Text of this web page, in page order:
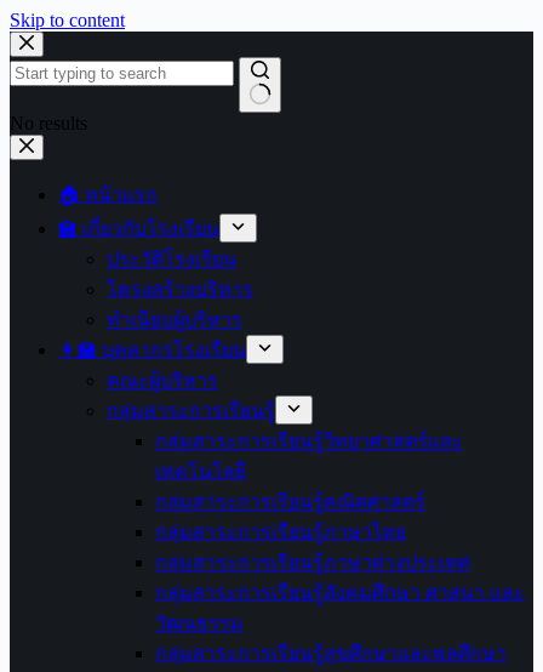
Skip to content
No results
🏠 หน้าแรก
🏫 เกี่ยวกับโรงเรียน
ประวัติโรงเรียน
โครงสร้างบริหาร
ทำเนียบผู้บริหาร
👩‍🏫 บุคลากรโรงเรียน
คณะผู้บริหาร
กลุ่มสาระการเรียนรู้
กลุ่มสาระการเรียนรู้วิทยาศาสตร์และ
เทคโนโลยี
กลุ่มสาระการเรียนรู้คณิตศาสตร์
กลุ่มสาระการเรียนรู้ภาษาไทย
กลุ่มสาระการเรียนรู้ภาษาต่างประเทศ
กลุ่มสาระการเรียนรู้สังคมศึกษา ศาสนา และ
วัฒนธรรม
กลุ่มสาระการเรียนรู้สุขศึกษาและพลศึกษา